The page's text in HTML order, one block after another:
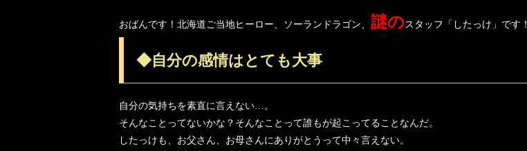
おばんです！北海道ご当地ヒーロー、ソーランドラゴン、 謎のスタッフ「したっけ」です！
◆自分の感情はとても大事
自分の気持ちを素直に言えない…。
そんなことってないかな？そんなことって誰もが起こってることなんだ。
したっけも、お父さん、お母さんにありがとうって中々言えない。